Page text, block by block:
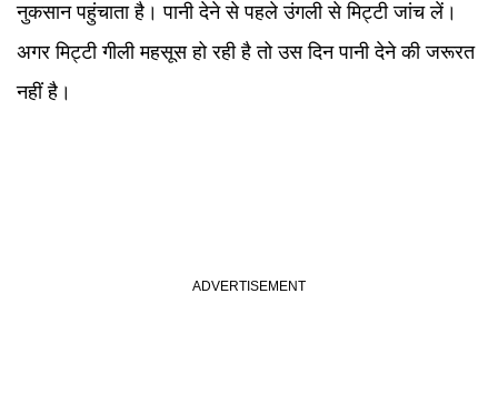
नुकसान पहुंचाता है। पानी देने से पहले उंगली से मिट्टी जांच लें।
अगर मिट्टी गीली महसूस हो रही है तो उस दिन पानी देने की जरूरत
नहीं है।